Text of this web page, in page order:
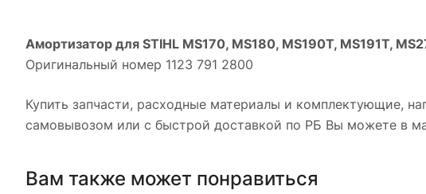
Амортизатор для STIHL MS170, MS180, MS190T, MS191T,
Оригинальный номер 1123 791 2800
Купить запчасти, расходные материалы и комплектующие,
самовывозом или с быстрой доставкой по РБ Вы можете в
Вам также может понравиться